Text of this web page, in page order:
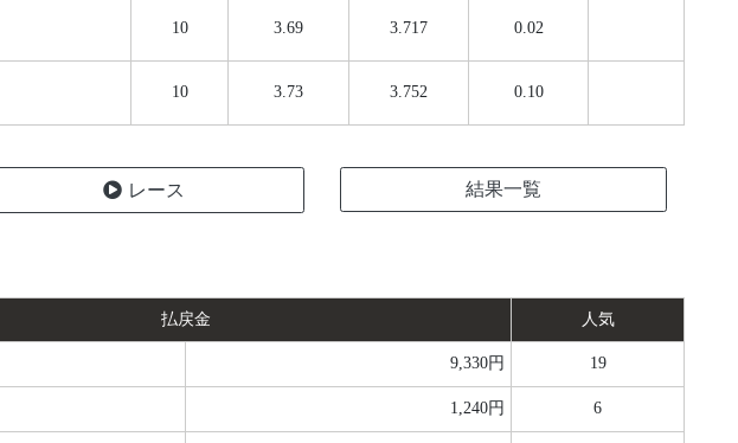
10 3.69 3.717 0.02
10 3.73 3.752 0.10
レース 結果一覧
払戻金 人気
9,330円 19
1,240円 6